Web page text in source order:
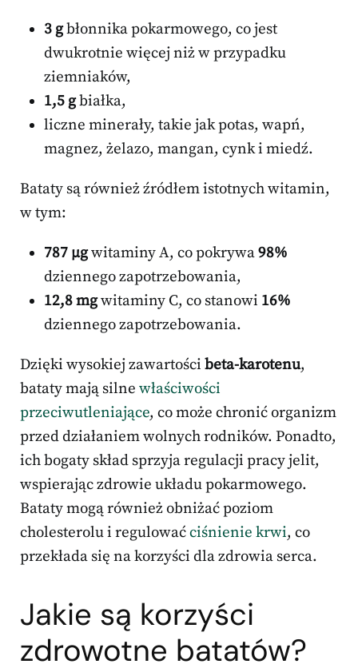
3 gbłonnika pokarmowego, co jest
dwukrotnie więcej niż w przypadku
ziemniaków,
1,5 gbiałka,
liczne minerały, takie jak potas, wapń,
magnez, żelazo, mangan, cynk i miedź.
Bataty są również źródłem istotnych witamin,
w tym:
787 µgwitaminy A, co pokrywa98%
dziennego zapotrzebowania,
12,8 mgwitaminy C, co stanowi 16%
dziennego zapotrzebowania.
Dzięki wysokiej zawartości beta-karotenu,
bataty mają silne właściwości
przeciwutleniające, co może chronić organizm
przed działaniem wolnych rodników. Ponadto,
ich bogaty skład sprzyja regulacji pracy jelit,
wspierając zdrowie układu pokarmowego.
Bataty mogą również obniżać poziom
cholesterolu i regulowaćciśnienie krwi, co
przekłada się na korzyści dla zdrowia serca.
Jakie są korzyści
zdrowotne batatów?